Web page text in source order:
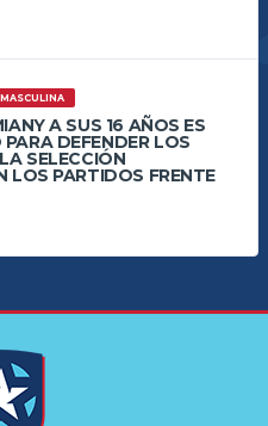
A SUS 16 AÑOS ES
DEFENDER LOS
SELECCIÓN
LOS PARTIDOS FRENTE